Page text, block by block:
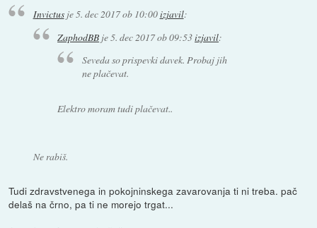
Invictusje5. dec 2017 ob 10:00izjavil:
ZaphodBB je5. dec 2017 ob 09:53izjavil:
Seveda so prispevki davek. Probaj jih
ne plačevat.
Elektro moram tudi plačevat..
Ne rabiš.
Tudi zdravstvenega in pokojninskega zavarovanja ti ni treba. pač
delaš na črno, pa ti ne morejo trgat...